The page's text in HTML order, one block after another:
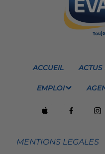
ACCUEIL ACTUS
EMPLOI
MENTIONS LEGALES